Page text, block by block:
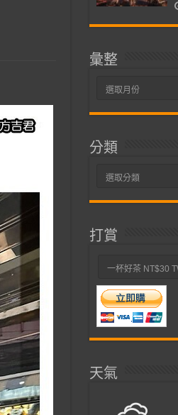
彙整
彙
分類
分
打賞
天氣